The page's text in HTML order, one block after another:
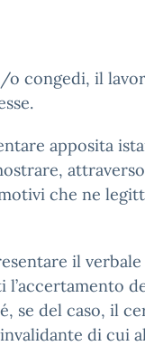
congedi, il
apposita
che ne
il verbale
l’accertamento
se del caso, il
di cui